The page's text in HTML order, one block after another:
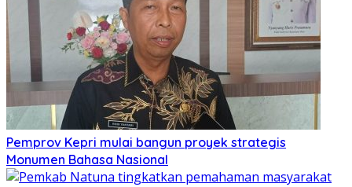
Pemprov Kepri mulai bangun proyek strategis
Monumen Bahasa Nasional